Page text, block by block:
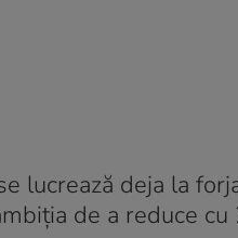
lucrează deja la
de a reduce